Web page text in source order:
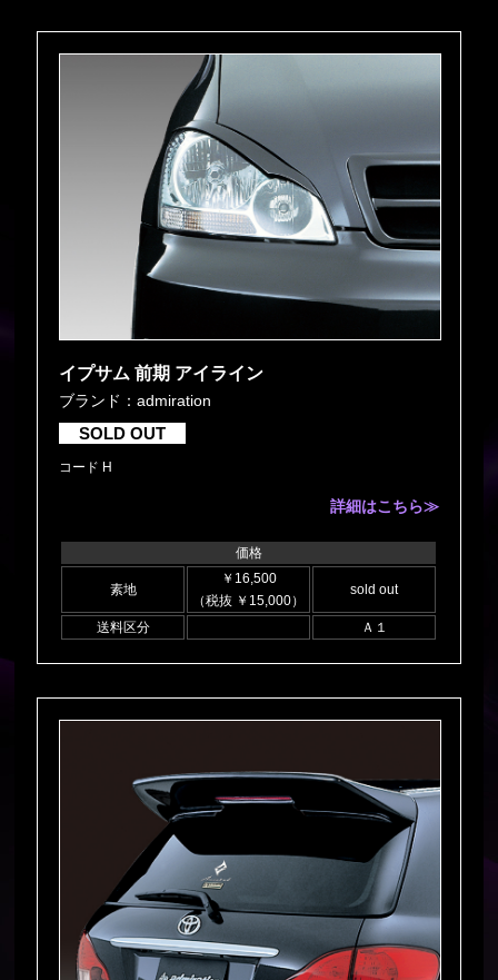
イプサム 前期 アイライン
ブランド：admiration
SOLD OUT
コード H
詳細はこちら≫
価格
素地
￥16,500
（税抜 ￥15,000）
sold out
送料区分 Ａ１